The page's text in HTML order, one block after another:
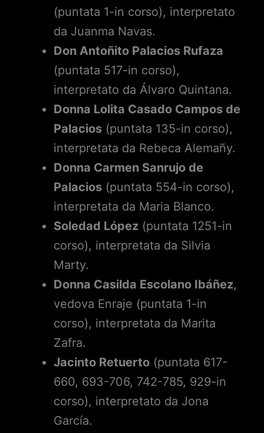
(puntata 1-in corso), interpretato
da Juanma Navas.
Don Antoñito Palacios Rufaza
(puntata 517-in corso),
interpretato da Álvaro Quintana.
Donna Lolita Casado Campos de
Palacios(puntata 135-in corso),
interpretata da Rebeca Alemañy.
Donna Carmen Sanrujo de
Palacios(puntata 554-in corso),
interpretata da Maria Blanco.
Soledad López(puntata 1251-in
corso), interpretata da Silvia
Marty.
Donna Casilda Escolano Ibáñez,
vedova Enraje (puntata 1-in
corso), interpretata da Marita
Zafra.
Jacinto Retuerto(puntata 617-
660, 693-706, 742-785, 929-in
corso), interpretato da Jona
García.